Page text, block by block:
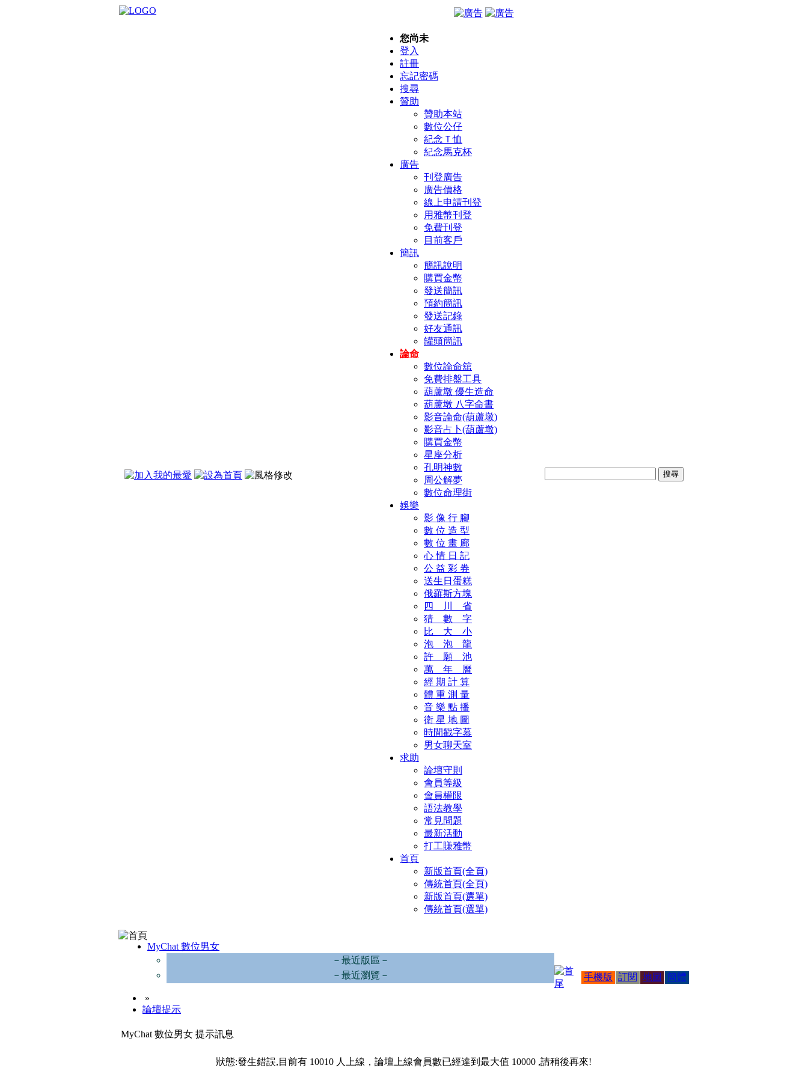
您尚未
登入
註冊
忘記密碼
搜尋
贊助
贊助本站
數位公仔
紀念Ｔ恤
紀念馬克杯
廣告
刊登廣告
廣告價格
線上申請刊登
用雅幣刊登
免費刊登
目前客戶
簡訊
簡訊說明
購買金幣
發送簡訊
預約簡訊
發送記錄
好友通訊
罐頭簡訊
論命
數位論命舘
免費排盤工具
葫蘆墩 優生造命
葫蘆墩 八字命書
影音論命(葫蘆墩)
影音占卜(葫蘆墩)
購買金幣
星座分析
孔明神數
周公解夢
數位命理街
娛樂
影 像 行 腳
數 位 造 型
數 位 畫 廊
心 情 日 記
公 益 彩 券
送生日蛋糕
俄羅斯方塊
四 川 省
猜 數 字
比 大 小
泡 泡 龍
許 願 池
萬 年 曆
經 期 計 算
體 重 測 量
音 樂 點 播
衛 星 地 圖
時間戳字幕
男女聊天室
求助
論壇守則
會員等級
會員權限
語法教學
常見問題
最新活動
打工賺雅幣
首頁
新版首頁(全頁)
傳統首頁(全頁)
新版首頁(選單)
傳統首頁(選單)
MyChat 數位男女
－最近版區－
－最近瀏覽－
»
論壇提示
手機版 訂閱 地圖 簡體
MyChat 數位男女 提示訊息
狀態:發生錯誤,目前有 10010 人上線，論壇上線會員數已經達到最大值 10000 ,請稍後再來!